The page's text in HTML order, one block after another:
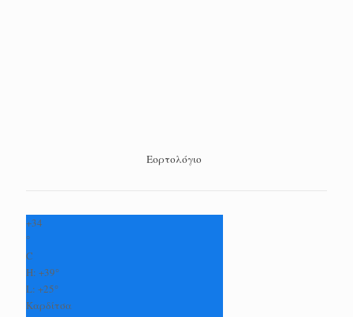
Εορτολόγιο
+34
°
C
H: +39°
L: +25°
Καρδίτσα